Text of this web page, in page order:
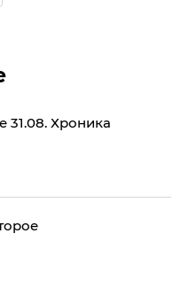
31.08. Хроника